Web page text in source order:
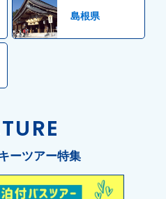
島根県
ーツアー特集